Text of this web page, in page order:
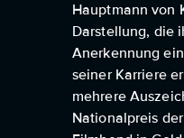
Hauptmann von
Darstellung, die
Anerkennung
seiner Karriere
mehrere
Nationalpreis